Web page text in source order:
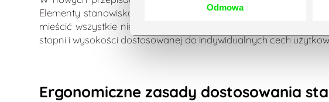
Odmowa
Elementy stanowiska muszą być rozmieszczone w taki
mieścić wszystkie niezbędne sprzęty i materiały. Co więcej,
stopni i wysokości dostosowanej do indywidualnych cech
Ergonomiczne zasady dostosowania